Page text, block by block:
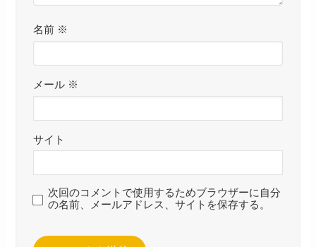
名前 ※
メール ※
サイト
次回のコメントで使用するためブラウザーに自分
の名前、メールアドレス、サイトを保存する。